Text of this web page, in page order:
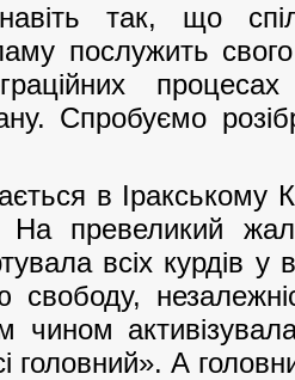
так, що
послужить
Спробуємо
в Іракському
На превеликий
всіх курдів у
свободу,
головний». А